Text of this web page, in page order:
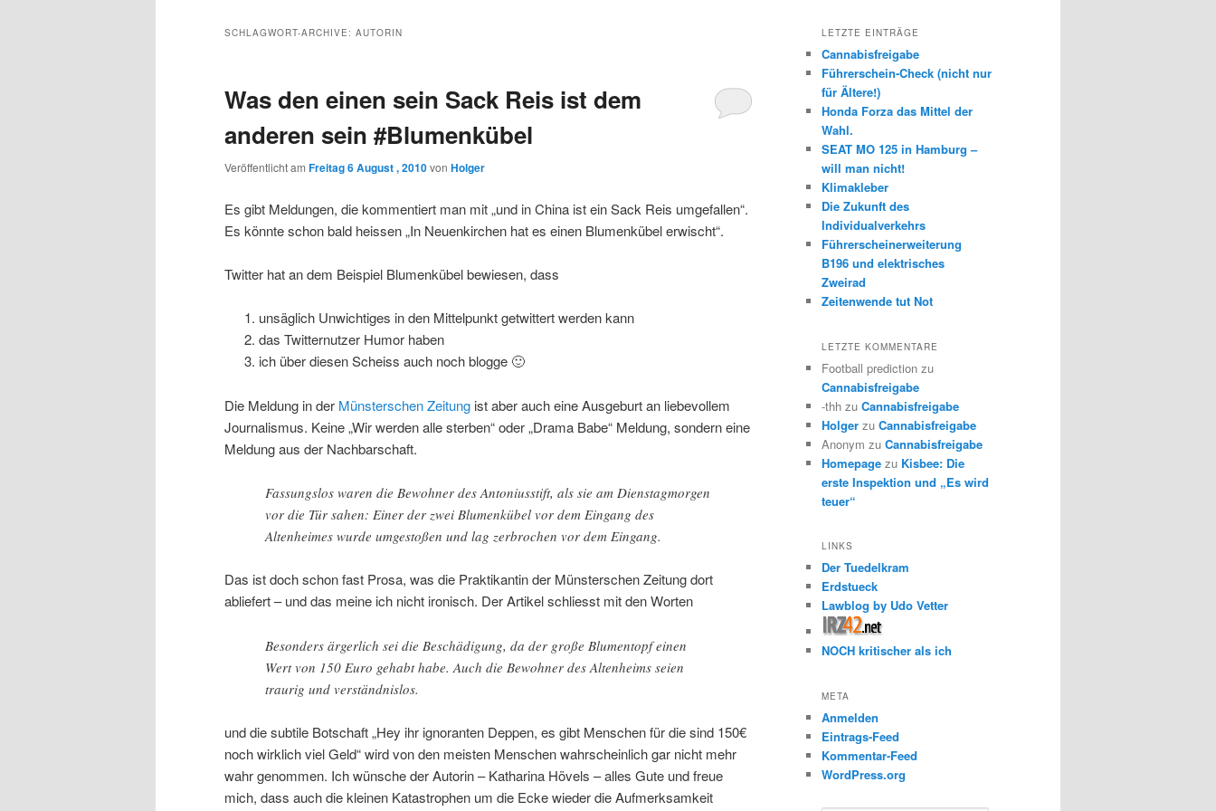
wechseln
SCHLAGWORT-ARCHIVE: AUTORIN
Was den einen sein Sack Reis ist dem
anderen sein #Blumenkübel
Veröffentlicht am Freitag 6 August , 2010von Holger
Es gibt Meldungen, die kommentiert man mit „und in China ist ein Sack Reis umgefallen“.
Es könnte schon bald heissen „In Neuenkirchen hat es einen Blumenkübel erwischt“.
Twitter hat an dem Beispiel Blumenkübel bewiesen, dass
unsäglich Unwichtiges in den Mittelpunkt getwittert werden kann
das Twitternutzer Humor haben
ich über diesen Scheiss auch noch blogge 🙂
Die Meldung in der Münsterschen Zeitung ist aber auch eine Ausgeburt an liebevollem
Journalismus. Keine „Wir werden alle sterben“ oder „Drama Babe“ Meldung, sondern eine
Meldung aus der Nachbarschaft.
Fassungslos waren die Bewohner des Antoniusstift, als sie am Dienstagmorgen
vor die Tür sahen: Einer der zwei Blumenkübel vor dem Eingang des
Altenheimes wurde umgestoßen und lag zerbrochen vor dem Eingang.
Das ist doch schon fast Prosa, was die Praktikantin der Münsterschen Zeitung dort
abliefert – und das meine ich nicht ironisch. Der Artikel schliesst mit den Worten
Besonders ärgerlich sei die Beschädigung, da der große Blumentopf einen
Wert von 150 Euro gehabt habe. Auch die Bewohner des Altenheims seien
traurig und verständnislos.
und die subtile Botschaft „Hey ihr ignoranten Deppen, es gibt Menschen für die sind 150€
noch wirklich viel Geld“ wird von den meisten Menschen wahrscheinlich gar nicht mehr
wahr genommen. Ich wünsche der Autorin – Katharina Hövels – alles Gute und freue
mich, dass auch die kleinen Katastrophen um die Ecke wieder die Aufmerksamkeit
LETZTE EINTRÄGE
Cannabisfreigabe
Führerschein-Check (nicht nur
für Ältere!)
Honda Forza das Mittel der
Wahl.
SEAT MO 125 in Hamburg –
will man nicht!
Klimakleber
Die Zukunft des
Individualverkehrs
Führerscheinerweiterung
B196 und elektrisches
Zweirad
Zeitenwende tut Not
LETZTE KOMMENTARE
Football prediction zu
Cannabisfreigabe
-thh zu Cannabisfreigabe
Holger zu Cannabisfreigabe
Anonym zu Cannabisfreigabe
Homepage zu Kisbee: Die
erste Inspektion und „Es wird
teuer“
LINKS
Der Tuedelkram
Erdstueck
Lawblog by Udo Vetter
NOCH kritischer als ich
META
Anmelden
Eintrags-Feed
Kommentar-Feed
WordPress.org